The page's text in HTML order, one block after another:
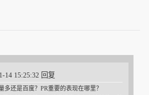
14 15:25:32 回复
多还是百度？PR重要的表现在哪里？